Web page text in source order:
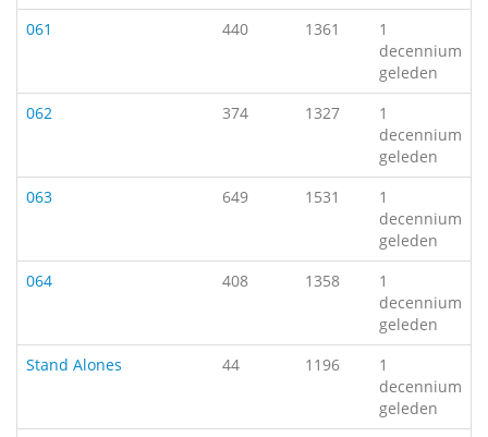
061
440 1361
1
decennium
geleden
062
374 1327
1
decennium
geleden
063
649 1531
1
decennium
geleden
064
408 1358
1
decennium
geleden
Stand Alones
44 1196
1
decennium
geleden